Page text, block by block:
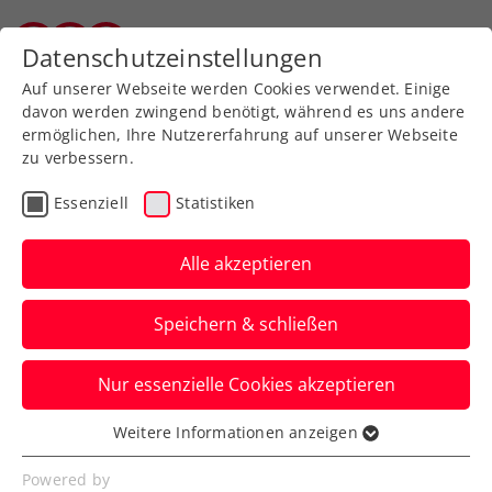
Zurück zur Newsübersicht
Turniere
Olympia: Tennis-
Österreich auch bei den
Offiziellen mittendrin
Sabine Pilz fungierte wie bei den letzten
beiden Spielen auch in Paris 2024 als
Linienrichterin.
Verfasst von: Manuel Wachta, 15.08.2024
Datenschutzeinstellungen
Auf unserer Webseite werden Cookies verwendet. Einige
davon werden zwingend benötigt, während es uns andere
ermöglichen, Ihre Nutzererfahrung auf unserer Webseite
zu verbessern.
Essenziell Statistiken
Alle akzeptieren
Speichern & schließen
Nur essenzielle Cookies akzeptieren
Essenziell
Essenzielle Cookies werden für grundlegende
Weitere Informationen anzeigen
Powered by